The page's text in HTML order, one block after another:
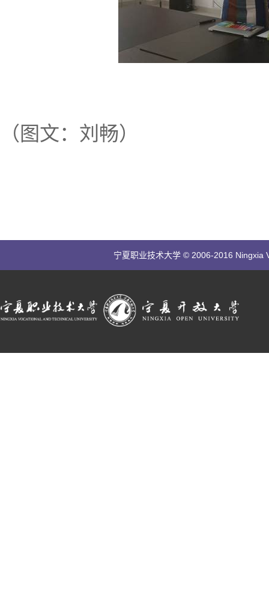
（图文：刘畅）
宁夏职业技术大学 © 2006-2016 Ningxia